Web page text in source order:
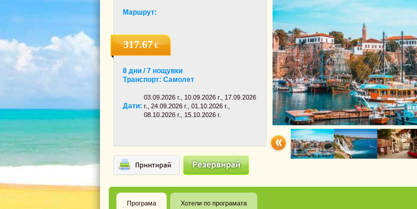
Маршрут:
317.67€
8 дни / 7 нощувки
Транспорт: Самолет
Дати:
03.09.2026 г., 10.09.2026 г., 17.09.2026
г., 24.09.2026 г., 01.10.2026 г.,
08.10.2026 г., 15.10.2026 г.
Програма Хотели по програмата